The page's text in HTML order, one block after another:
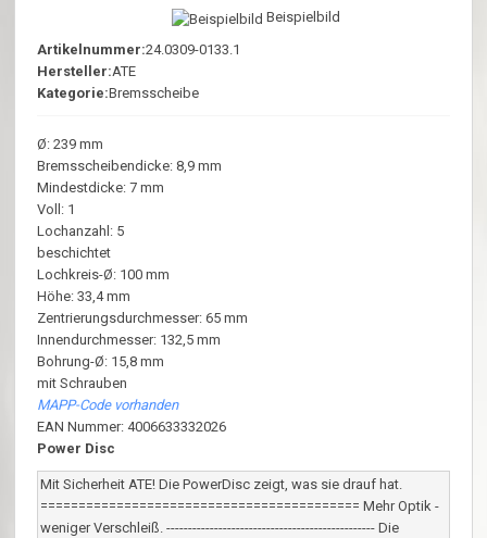
Beispielbild
Artikelnummer:24.0309-0133.1
Hersteller:ATE
Kategorie:Bremsscheibe
Ø: 239 mm
Bremsscheibendicke: 8,9 mm
Mindestdicke: 7 mm
Voll: 1
Lochanzahl: 5
beschichtet
Lochkreis-Ø: 100 mm
Höhe: 33,4 mm
Zentrierungsdurchmesser: 65 mm
Innendurchmesser: 132,5 mm
Bohrung-Ø: 15,8 mm
mit Schrauben
MAPP-Code vorhanden
EAN Nummer: 4006633332026
Power Disc
Mit Sicherheit ATE! Die PowerDisc zeigt, was sie drauf hat.
========================================== Mehr Optik -
weniger Verschleiß. ------------------------------------------------ Die